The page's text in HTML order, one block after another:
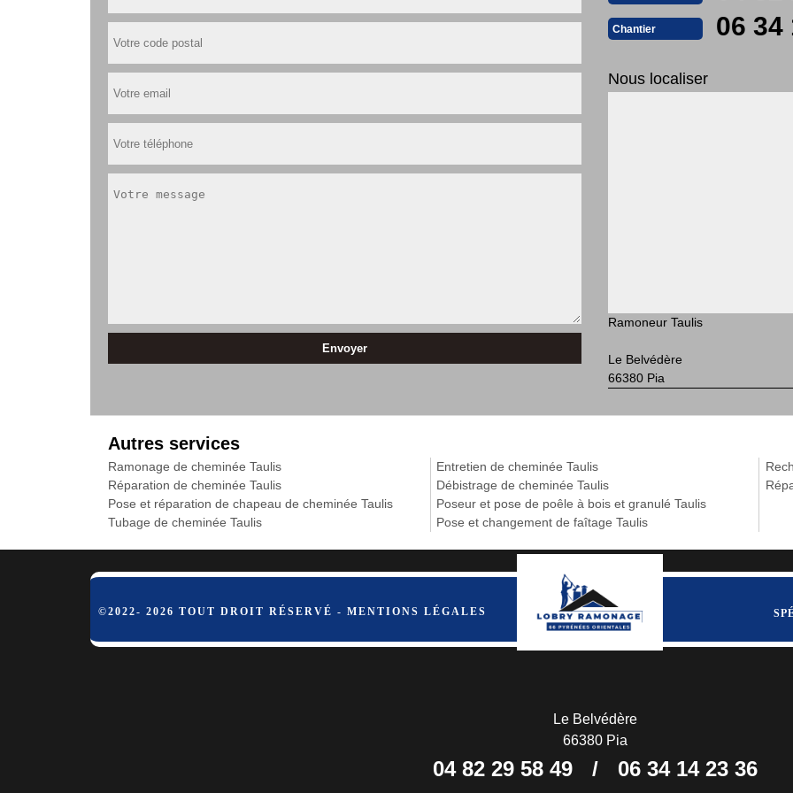
Chantier 06 34
Nous localiser
Ramoneur Taulis
Le Belvédère
66380 Pia
Autres services
Ramonage de cheminée Taulis
Réparation de cheminée Taulis
Pose et réparation de chapeau de cheminée Taulis
Tubage de cheminée Taulis
Entretien de cheminée Taulis
Débistrage de cheminée Taulis
Poseur et pose de poêle à bois et granulé Taulis
Pose et changement de faîtage Taulis
©2022- 2026 TOUT DROIT RÉSERVÉ -MENTIONS LÉGALES
Le Belvédère
66380 Pia
04 82 29 58 49 / 06 34 14 23 36